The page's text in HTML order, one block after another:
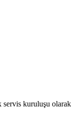
kuruluşu